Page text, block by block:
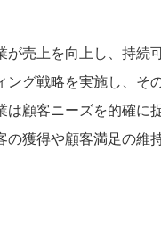
売上を向上し、持続
グ戦略を実施し、そ
は顧客ニーズを的確
獲得や顧客満足の維